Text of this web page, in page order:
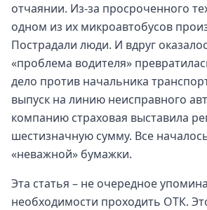
отчаянии. Из-за просроченного
одном из их микроавтобусов
Пострадали люди. И вдруг
«проблема водителя»
дело против начальника
выпуск на линию неисправного
компанию страховая выставила
шестизначную сумму. Все
«неважной» бумажки.
Эта статья – не очередное
необходимости проходить ОТК.